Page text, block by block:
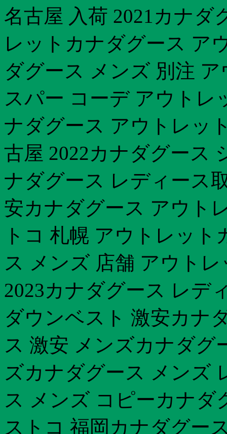
名古屋 入荷 2021カナダ
レットカナダグース ア
ダグース メンズ 別注
スパー コーデ アウトレ
ナダグース アウトレッ
古屋 2022カナダグース
ナダグース レディース
安カナダグース アウト
トコ 札幌 アウトレッ
ス メンズ 店舗 アウト
2023カナダグース レデ
ダウンベスト 激安カナ
ス 激安 メンズカナダグ
ズカナダグース メンズ
ス メンズ コピーカナダ
ストコ 福岡カナダグー